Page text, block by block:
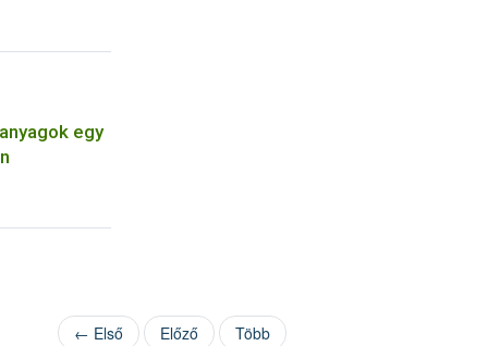
egy
← Első Előző Több